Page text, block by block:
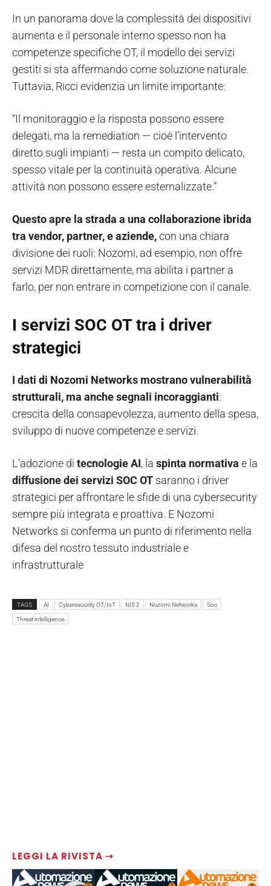
LEGGI LA RIVISTA ⇢
In un panorama dove la complessità dei dispositivi
aumenta e il personale interno spesso non ha
competenze specifiche OT, il modello dei servizi
gestiti si sta affermando come soluzione naturale.
Tuttavia, Ricci evidenzia un limite importante:
“Il monitoraggio e la risposta possono essere
delegati, ma la remediation — cioè l’intervento
diretto sugli impianti — resta un compito delicato,
spesso vitale per la continuità operativa. Alcune
attività non possono essere esternalizzate.”
Questo apre la strada a una collaborazione ibrida
tra vendor, partner, e aziende,con una chiara
divisione dei ruoli: Nozomi, ad esempio, non offre
servizi MDR direttamente, ma abilita i partner a
farlo, per non entrare in competizione con il canale.
I servizi SOC OT tra i driver
strategici
I dati di Nozomi Networks mostrano vulnerabilità
strutturali, ma anche segnali incoraggianti:
crescita della consapevolezza, aumento della spesa,
sviluppo di nuove competenze e servizi.
L’adozione di tecnologie AI, la spinta normativa e la
diffusione dei servizi SOC OT saranno i driver
strategici per affrontare le sfide di una cybersecurity
sempre più integrata e proattiva. E Nozomi
Networks si conferma un punto di riferimento nella
difesa del nostro tessuto industriale e
infrastrutturale
TAGS AI Cybersecurity OT/IoT NIS 2 Nozomi Networks Soc
Threat intelligence